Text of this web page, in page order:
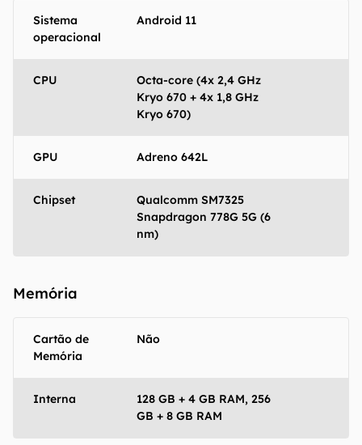
Sistema
operacional
Android 11
CPU
Octa-core (4x 2,4 GHz
Kryo 670 + 4x 1,8 GHz
Kryo 670)
GPU Adreno 642L
Chipset
Qualcomm SM7325
Snapdragon 778G 5G (6
nm)
Memória
Cartão de
Memória
Não
Interna
128 GB + 4 GB RAM, 256
GB + 8 GB RAM
operadora que comercializa o produto para
confirmar suas características detalhadas e
Aviso legal: O Canaltech não se responsabiliza
por quaisquer erros ou omissões, ou mesmo
os resultados obtidos com o uso dessas
"como estão", sem qualquer garantia de
aos resultados obtidos com o uso dessas